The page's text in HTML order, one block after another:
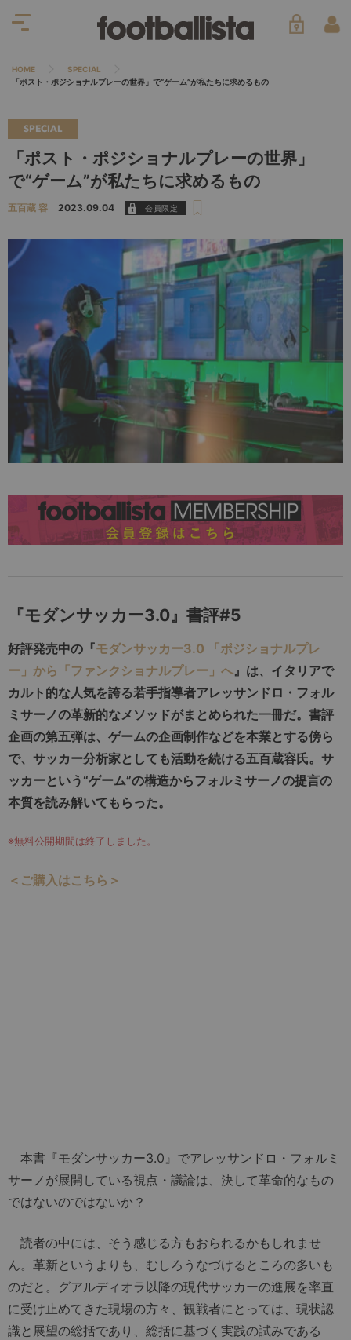
HOME
SPECIAL
「ポスト・ポジショナルプレーの世界」で“ゲーム”が私たちに求めるもの
SPECIAL
「ポスト・ポジショナルプレーの世界」
で“ゲーム”が私たちに求めるもの
五百蔵 容 2023.09.04
『モダンサッカー3.0』書評#5
好評発売中の『モダンサッカー3.0 「ポジショナルプレ
ー」から「ファンクショナルプレー」へ』は、イタリアで
カルト的な人気を誇る若手指導者アレッサンドロ・フォル
ミサーノの革新的なメソッドがまとめられた一冊だ。書評
企画の第五弾は、ゲームの企画制作などを本業とする傍ら
で、サッカー分析家としても活動を続ける五百蔵容氏。サ
ッカーという“ゲーム”の構造からフォルミサーノの提言の
本質を読み解いてもらった。
※無料公開期間は終了しました。
＜ご購入はこちら＞
本書『モダンサッカー3.0』でアレッサンドロ・フォルミ
サーノが展開している視点・議論は、決して革命的なもの
ではないのではないか？
読者の中には、そう感じる方もおられるかもしれませ
ん。革新というよりも、むしろうなづけるところの多いも
のだと。グアルディオラ以降の現代サッカーの進展を率直
に受け止めてきた現場の方々、観戦者にとっては、現状認
識と展望の総括であり、総括に基づく実践の試みである